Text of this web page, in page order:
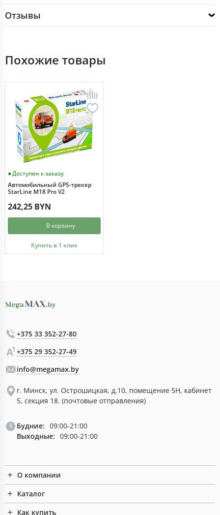
Отзывы
Похожие товары
Доступен к заказу
Автомобильный GPS-трекер
StarLine M18 Pro V2
242,25 BYN
В корзину
Купить в 1 клик
+375 33 352-27-80
+375 29 352-27-49
info@megamax.by
г. Минск, ул. Острошицкая, д.10, помещение 5Н, кабинет
5, секция 18. (почтовые отправления)
Будние: 09:00-21:00
Выходные: 09:00-21:00
О компании
Каталог
Как купить